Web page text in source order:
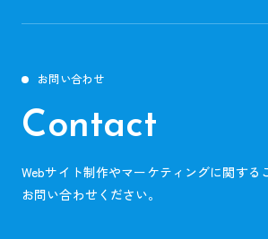
お問い合わせ
Contact
Webサイト制作やマーケティングに関する
お問い合わせください。